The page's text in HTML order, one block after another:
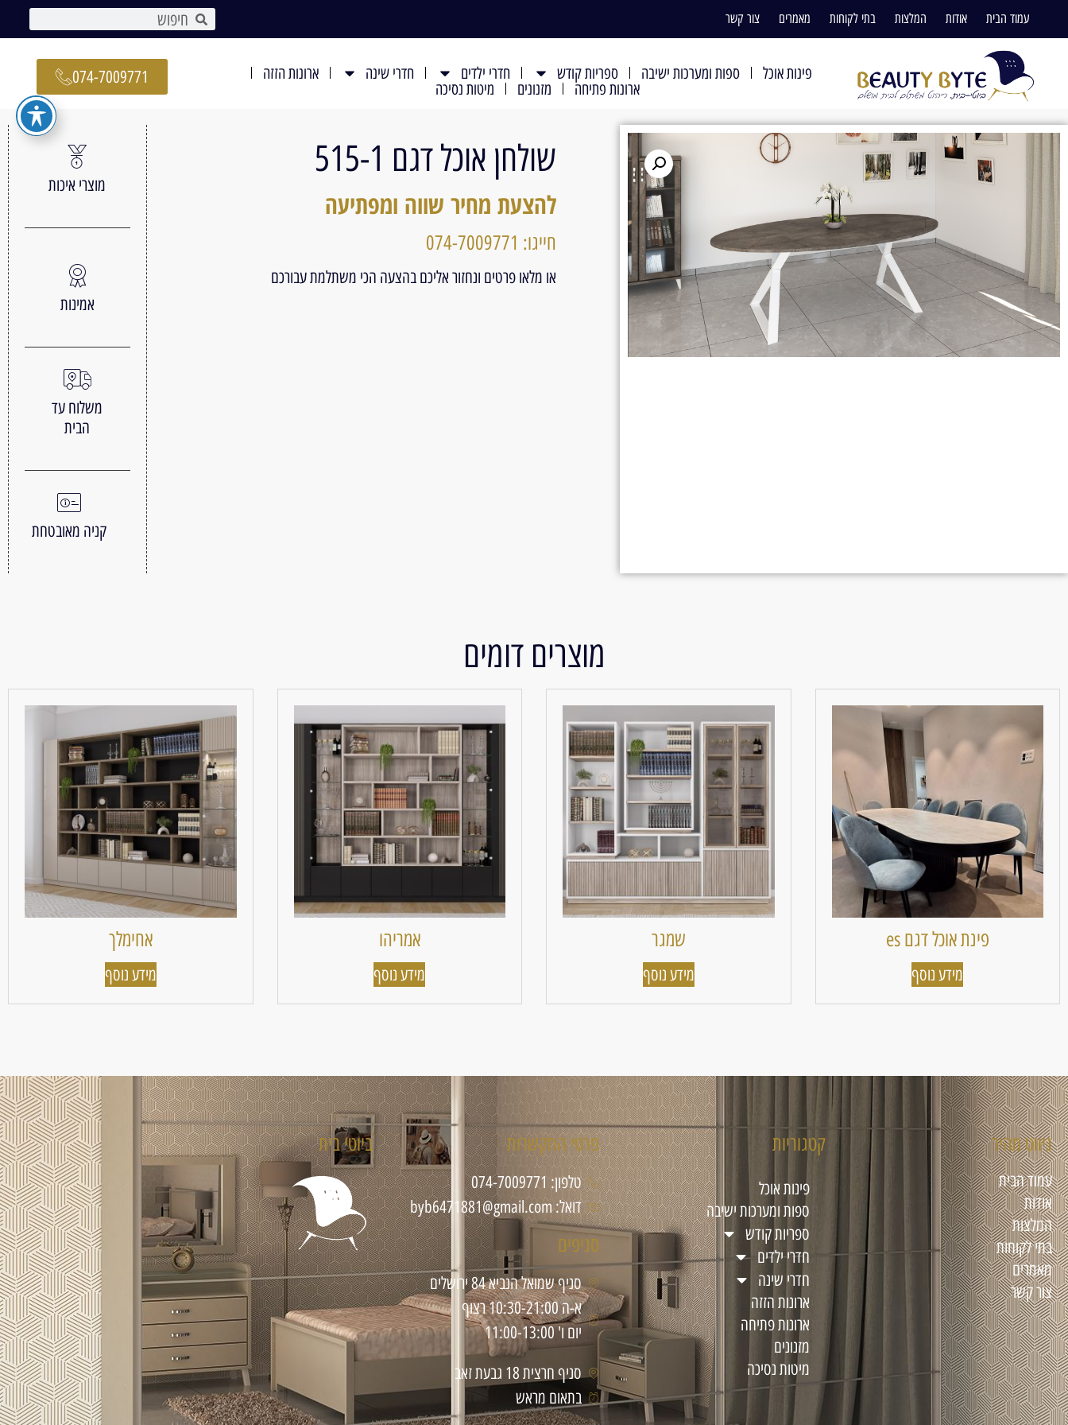
עמוד הבית אודות המלצות בתי לקוחות מאמרים צור קשר
פינות אוכל ספות ומערכות ישיבה ספריות קודש חדרי ילדים חדרי שינה
ארונות הזזה
ארונות פתיחה
מזנונים מיטות נסיכה
074-7009771
שולחן אוכל דגם 515-1
להצעת מחיר שווה ומפתיעה
חייגו: 074-7009771
או מלאו פרטים ונחזור אליכם בהצעה הכי משתלמת עבורכם
מוצרי איכות
אמינות
משלוח עד
הבית
קניה מאובטחת
מוצרים דומים
פינת אוכל דגם es
מידע נוסף
שמגר
מידע נוסף
אמריהו
מידע נוסף
אחימלך
מידע נוסף
ניווט מהיר
עמוד הבית
אודות
המלצות
בתי לקוחות
מאמרים
צור קשר
קטגוריות
פינות אוכל
ספות ומערכות ישיבה
ספריות קודש
חדרי ילדים
חדרי שינה
ארונות הזזה
ארונות פתיחה
מזנונים
מיטות נסיכה
פרטי התקשרות
טלפון: 074-7009771
דואל: byb6471881@gmail.com
סניפים
סניף שמואל הנביא 84 ירושלים
א-ה 10:30-21:00 רצוף
יום ו' 11:00-13:00
סניף חרצית 18 גבעת זאב
בתאום מראש
ביוטי בית